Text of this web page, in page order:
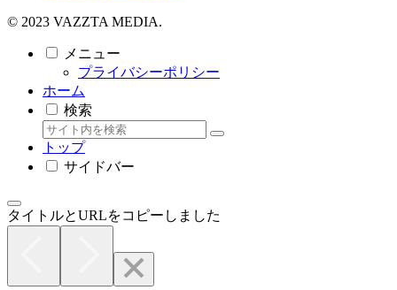
© 2023 VAZZTA MEDIA.
メニュー
プライバシーポリシー
ホーム
検索
トップ
サイドバー
タイトルとURLをコピーしました